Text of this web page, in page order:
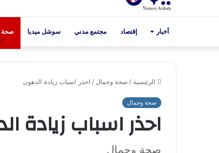
أخبار إقتصاد مجتمع مدني سوشل ميديا صحة
الرئيسية / صحة وجمال / احذر اسباب زيادة الدهون
صحة وجمال
احذر اسباب زيادة
صحة وجمال